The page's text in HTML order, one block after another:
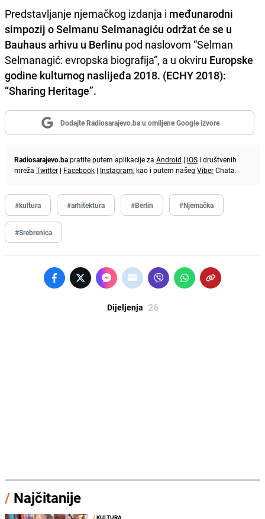
Predstavljanje njemačkog izdanja i međunarodni
simpozij o Selmanu Selmanagiću održat će se u
Bauhaus arhivu u Berlinu pod naslovom “Selman
Selmanagić: evropska biografija”, a u okviru Europske
godine kulturnog naslijeđa 2018. (ECHY 2018):
“Sharing Heritage”.
Dodajte Radiosarajevo.ba u omiljene Google izvore
Radiosarajevo.bapratite putem aplikacije za Android | iOS i društvenih
mreža Twitter | Facebook | Instagram, kao i putem našeg ViberChata.
#kultura #arhitektura #Berlin #Njemačka
#Srebrenica
Dijeljenja 26
/ Najčitanije
/KULTURA